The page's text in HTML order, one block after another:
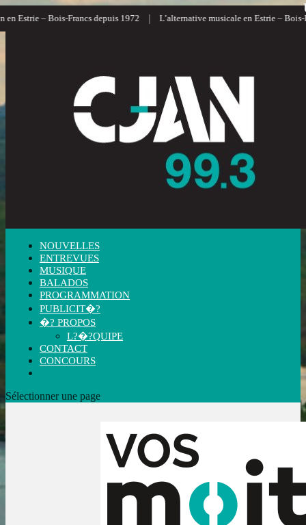
– Bois-Francs depuis 1972 | L’alternative musicale en Estrie – Bois-
NOUVELLES
ENTREVUES
MUSIQUE
BALADOS
PROGRAMMATION
PUBLICIT�?
�? PROPOS
L?�?QUIPE
CONTACT
CONCOURS
Sélectionner une page